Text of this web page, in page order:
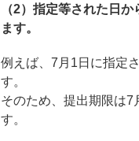
（2）指定等された日
ます。
例えば、7月1日に指定
す。
そのため、提出期限は7
す。